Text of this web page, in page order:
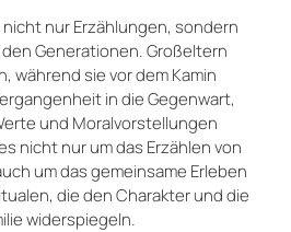
nur Erzählungen, sondern
Generationen. Großeltern
während sie vor dem Kamin
in die Gegenwart,
und Moralvorstellungen
nicht nur um das Erzählen von
um das gemeinsame Erleben
die den Charakter und die
widerspiegeln.